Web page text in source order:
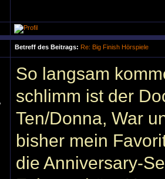
Betreff des Beitrags: Re: Big Finish Hörspiele
So langsam
schlimm ist der
Ten/Donna, War
bisher mein
die Anniversary-